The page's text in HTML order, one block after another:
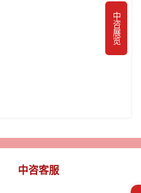
中咨展览
中咨客服